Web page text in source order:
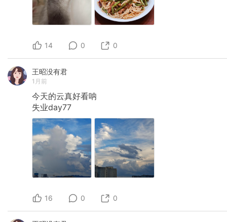
14 0 0
王昭没有君
1月前
今天的云真好看呐
失业day77
16 0 0